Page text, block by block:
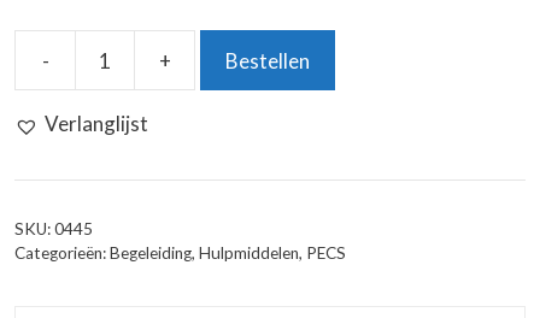
-
Beloningsbord
+ Bestellen
Verlanglijst
SKU:0445
Categorieën:Begeleiding, Hulpmiddelen, PECS